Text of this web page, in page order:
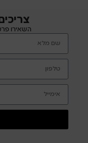
השאירו